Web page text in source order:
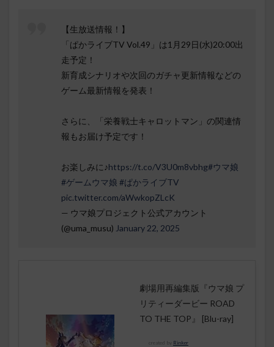
【生放送情報！】
「ぱかライブTV Vol.49」は1月29日(水)20:00出
走予定！
新育成シナリオや次回のガチャ更新情報などの
ゲーム最新情報を発表！
さらに、「栄養戦士キャロットマン」の関連情
報もお届け予定です！
お楽しみに♪https://t.co/V3U0m8vbhg#ウマ娘
#ゲームウマ娘 #ぱかライブTV
pic.twitter.com/aWwkopZLcK
— ウマ娘プロジェクト公式アカウント
(@uma_musu) January 22, 2025
劇場用再編集版『ウマ娘 プ
リティーダービー ROAD
TO THE TOP』 [Blu-ray]
created by Rinker